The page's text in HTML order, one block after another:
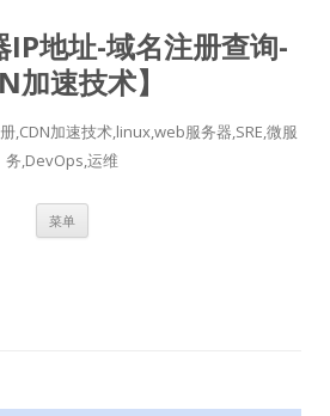
IP地址-域名注册查询-
加速技术】
,CDN加速技术,linux,web服务器,SRE,微服
务,DevOps,运维
菜单